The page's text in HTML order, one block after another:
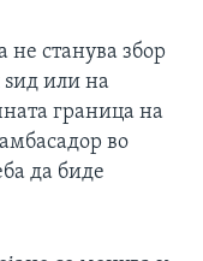
не станува збор
или на
граница на
во
да биде